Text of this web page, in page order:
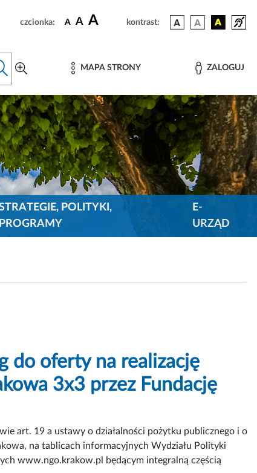
czcionka: A A A kontrast:
MAPA STRONY ZALOGUJ
POLITYKI,
PROGRAMY
E-
URZĄD
do oferty na realizację
3x3 przez Fundację
art. 19 a ustawy o działalności pożytku publicznego i o
na tablicach informacyjnych Wydziału Polityki
www.ngo.krakow.pl będącym integralną częścią